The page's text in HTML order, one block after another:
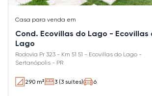
Casa para venda em
Cond. Ecovillas do Lago - Ecovillas
Lago
Rodovia Pr 323 - Km 51 51 - Ecovillas do Lago -
Sertanópolis - PR
290 m² 3 (3 suítes) 6